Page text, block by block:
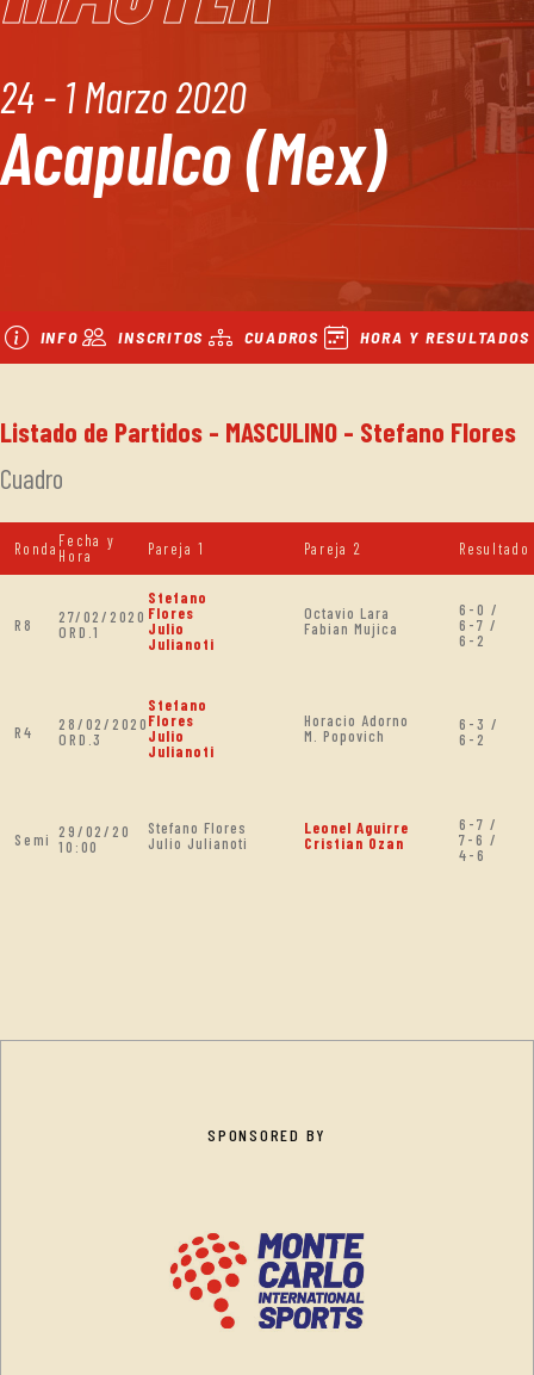
24 - 1 Marzo 2020
Acapulco (Mex)
INFO INSCRITOS CUADROS HORA Y RESULTADOS
Listado de Partidos - MASCULINO - Stefano Flores
Cuadro
Ronda Fecha y
Hora
Pareja 1 Pareja 2 Resultado
R8
27/02/2020
ORD.1
Stefano
Flores
Julio
Julianoti
Octavio Lara
Fabian Mujica
6-0 /
6-7 /
6-2
R4
28/02/2020
ORD.3
Stefano
Flores
Julio
Julianoti
Horacio Adorno
M. Popovich
6-3 /
6-2
Semi
29/02/20
10:00
Stefano Flores
Julio Julianoti
Leonel Aguirre
Cristian Ozan
6-7 /
7-6 /
4-6
SPONSORED BY